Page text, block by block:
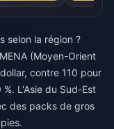
selon la région ?
(Moyen-Orient
contre 110 pour
L'Asie du Sud-Est
des packs de gros